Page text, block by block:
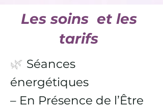
Les soins et les
tarifs
🌿 Séances
énergétiques
– En Présence de l’Être